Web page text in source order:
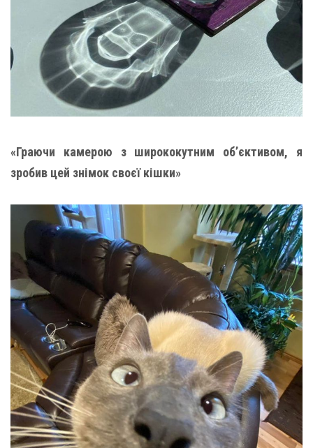
«Граючи камерою з ширококутним об’єктивом, я
зробив цей знімок своєї кішки»